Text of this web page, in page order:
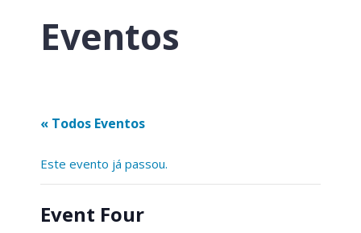
Eventos
« Todos Eventos
Este evento já passou.
Event Four